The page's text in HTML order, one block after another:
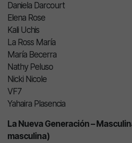
Daniela Darcourt
Elena Rose
Kali Uchis
La Ross María
María Becerra
Nathy Peluso
Nicki Nicole
VF7
Yahaira Plasencia
La Nueva Generación –
masculina)